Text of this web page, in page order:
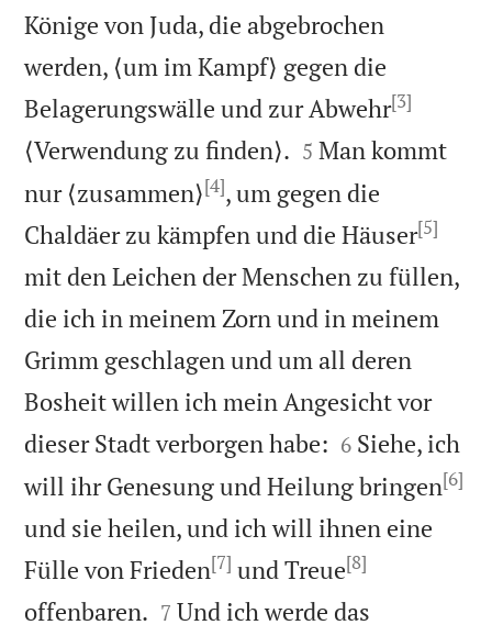
Könige von Juda, die abgebrochen
werden, ⟨um im Kampf⟩ gegen die
Belagerungswälle und zur Abwehr[3]
⟨Verwendung zu finden⟩. 

5 Man kommt
nur ⟨zusammen⟩[4], um gegen die
Chaldäer zu kämpfen und die Häuser[5]
mit den Leichen der Menschen zu füllen,
die ich in meinem Zorn und in meinem
Grimm geschlagen und um all deren
Bosheit willen ich mein Angesicht vor
dieser Stadt verborgen habe: 

6 Siehe, ich
will ihr Genesung und Heilung bringen[6]
und sie heilen, und ich will ihnen eine
Fülle von Frieden[7] und Treue[8]
offenbaren. 

7 Und ich werde das